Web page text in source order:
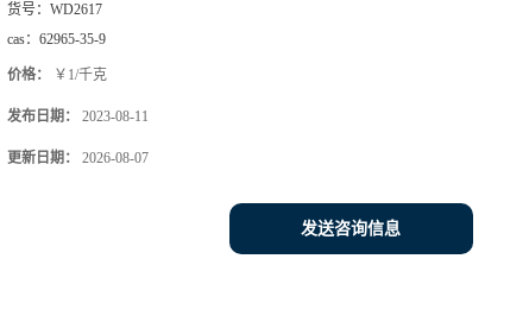
货号： WD2617
cas： 62965-35-9
价格： ￥1/千克
发布日期： 2023-08-11
更新日期： 2026-08-07
发送咨询信息